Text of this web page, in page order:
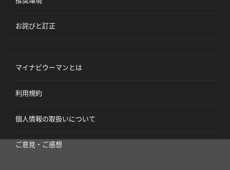
お詫びと訂正
マイナビウーマンとは
利用規約
個人情報の取扱いについて
ご意見・ご感想